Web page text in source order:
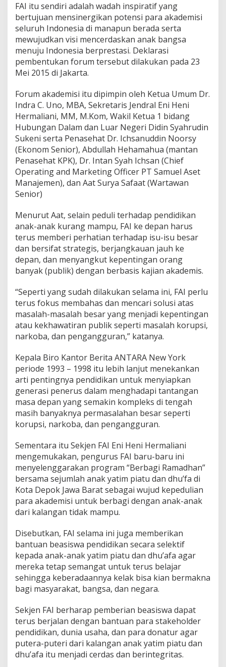
l
a
n
j
u
t
a
n
d
i
d
i
k
a
n
A
n
a
a
t
i
m
P
i
a
u
FAI itu sendiri adalah wadah inspiratif yang
bertujuan mensinergikan potensi para akademisi
seluruh Indonesia di manapun berada serta
mewujudkan visi mencerdaskan anak bangsa
menuju Indonesia berprestasi. Deklarasi
pembentukan forum tersebut dilakukan pada 23
Mei 2015 di Jakarta.
Forum akademisi itu dipimpin oleh Ketua Umum Dr.
Indra C. Uno, MBA, Sekretaris Jendral Eni Heni
Hermaliani, MM, M.Kom, Wakil Ketua 1 bidang
Hubungan Dalam dan Luar Negeri Didin Syahrudin
Sukeni serta Penasehat Dr. Ichsanuddin Noorsy
(Ekonom Senior), Abdullah Hehamahua (mantan
Penasehat KPK), Dr. Intan Syah Ichsan (Chief
Operating and Marketing Officer PT Samuel Aset
Manajemen), dan Aat Surya Safaat (Wartawan
Senior)
Menurut Aat, selain peduli terhadap pendidikan
anak-anak kurang mampu, FAI ke depan harus
terus memberi perhatian terhadap isu-isu besar
dan bersifat strategis, berjangkauan jauh ke
depan, dan menyangkut kepentingan orang
banyak (publik) dengan berbasis kajian akademis.
“Seperti yang sudah dilakukan selama ini, FAI perlu
terus fokus membahas dan mencari solusi atas
masalah-masalah besar yang menjadi kepentingan
atau kekhawatiran publik seperti masalah korupsi,
narkoba, dan pengangguran,” katanya.
Kepala Biro Kantor Berita ANTARA New York
periode 1993 – 1998 itu lebih lanjut menekankan
arti pentingnya pendidikan untuk menyiapkan
generasi penerus dalam menghadapi tantangan
masa depan yang semakin kompleks di tengah
masih banyaknya permasalahan besar seperti
korupsi, narkoba, dan pengangguran.
Sementara itu Sekjen FAI Eni Heni Hermaliani
mengemukakan, pengurus FAI baru-baru ini
menyelenggarakan program “Berbagi Ramadhan”
bersama sejumlah anak yatim piatu dan dhu’fa di
Kota Depok Jawa Barat sebagai wujud kepedulian
para akademisi untuk berbagi dengan anak-anak
dari kalangan tidak mampu.
Disebutkan, FAI selama ini juga memberikan
bantuan beasiswa pendidikan secara selektif
kepada anak-anak yatim piatu dan dhu’afa agar
mereka tetap semangat untuk terus belajar
sehingga keberadaannya kelak bisa kian bermakna
bagi masyarakat, bangsa, dan negara.
Sekjen FAI berharap pemberian beasiswa dapat
terus berjalan dengan bantuan para stakeholder
pendidikan, dunia usaha, dan para donatur agar
putera-puteri dari kalangan anak yatim piatu dan
dhu’afa itu menjadi cerdas dan berintegritas.